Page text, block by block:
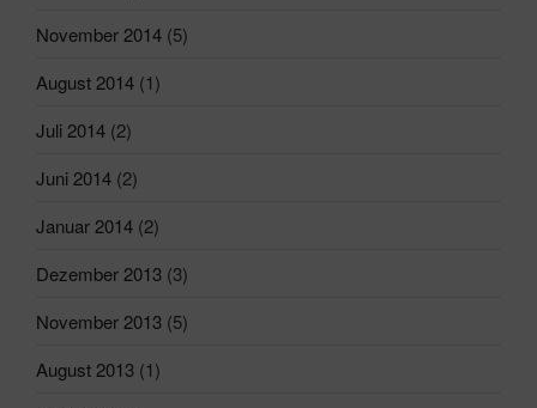
November 2014 (5)
August 2014 (1)
Juli 2014 (2)
Juni 2014 (2)
Januar 2014 (2)
Dezember 2013 (3)
November 2013 (5)
August 2013 (1)